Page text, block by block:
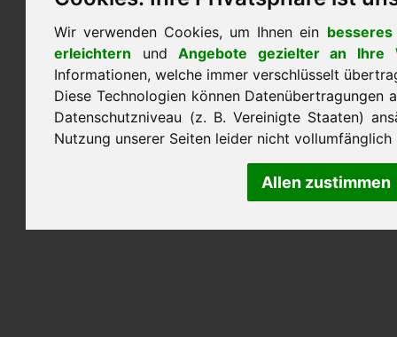
Wir verwenden Cookies, um Ihnen ein
erleichtern undAngebote gezielter an Ihre
Informationen, welche immer verschlüsselt
Diese Technologien können Datenübertragungen
Datenschutzniveau (z. B. Vereinigte Staaten)
Nutzung unserer Seiten leider nicht vollumfänglich
Allen zustimmen